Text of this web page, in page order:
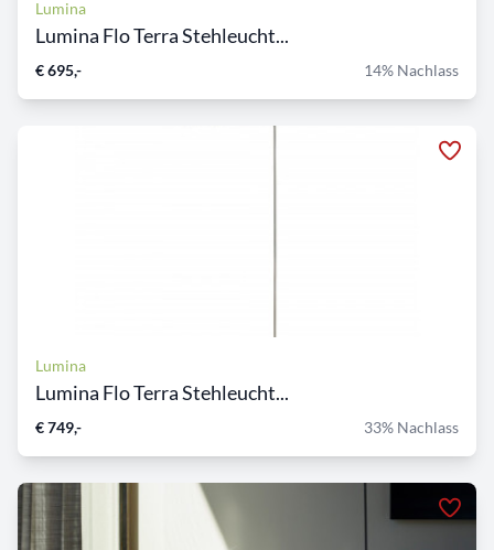
Lumina
Lumina Flo Terra Stehleucht...
€ 695,- 14% Nachlass
Lumina
Lumina Flo Terra Stehleucht...
€ 749,- 33% Nachlass